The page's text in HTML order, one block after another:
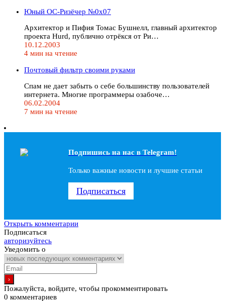
Юный ОС-Ризёчер №0x07
Архитектор и Пифия Томас Бушнелл, главный архитектор
проекта Hurd, публично отрёкся от Ри…
10.12.2003
4 мин на чтение
Почтовый фильтр своими руками
Спам не дает забыть о себе большинству пользователей
интернета. Многие программеры озабоче…
06.02.2004
7 мин на чтение
Подпишись на наc в Telegram!
Только важные новости и лучшие статьи
Подписаться
Открыть комментарии
Подписаться
авторизуйтесь
Уведомить о
Пожалуйста, войдите, чтобы прокомментировать
0 комментариев